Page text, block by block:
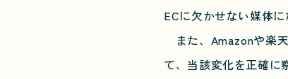
ECに欠かせない媒体に
また、Amazonや楽
て、当該変化を正確に